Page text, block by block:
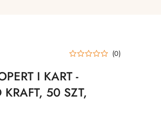
(0)
I KART -
KRAFT, 50 SZT,